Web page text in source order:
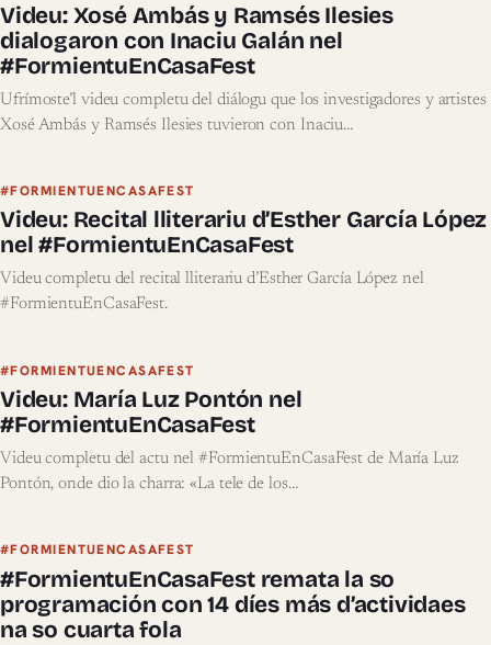
Videu: Xosé Ambás y Ramsés Ilesies
dialogaron con Inaciu Galán nel
#FormientuEnCasaFest
Ufrímoste’l videu completu del diálogu que los investigadores y artistes
Xosé Ambás y Ramsés Ilesies tuvieron con Inaciu…
#FORMIENTUENCASAFEST
Videu: Recital lliterariu d’Esther García López
nel #FormientuEnCasaFest
Videu completu del recital lliterariu d’Esther García López nel
#FormientuEnCasaFest.
#FORMIENTUENCASAFEST
Videu: María Luz Pontón nel
#FormientuEnCasaFest
Videu completu del actu nel #FormientuEnCasaFest de María Luz
Pontón, onde dio la charra: «La tele de los…
#FORMIENTUENCASAFEST
#FormientuEnCasaFest remata la so
programación con 14 díes más d’actividaes
na so cuarta fola